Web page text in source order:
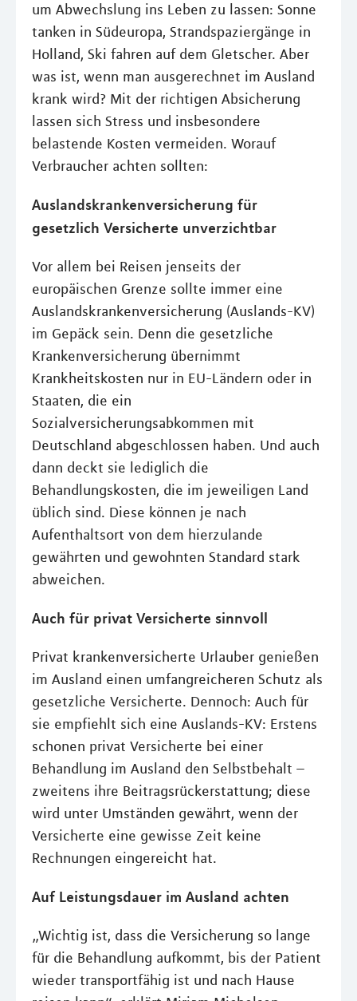
um Abwechslung ins Leben zu lassen: Sonne
tanken in Südeuropa, Strandspaziergänge in
Holland, Ski fahren auf dem Gletscher. Aber
was ist, wenn man ausgerechnet im Ausland
krank wird? Mit der richtigen Absicherung
lassen sich Stress und insbesondere
belastende Kosten vermeiden. Worauf
Verbraucher achten sollten:
Auslandskrankenversicherung für
gesetzlich Versicherte unverzichtbar
Vor allem bei Reisen jenseits der
europäischen Grenze sollte immer eine
Auslandskrankenversicherung (Auslands-KV)
im Gepäck sein. Denn die gesetzliche
Krankenversicherung übernimmt
Krankheitskosten nur in EU-Ländern oder in
Staaten, die ein
Sozialversicherungsabkommen mit
Deutschland abgeschlossen haben. Und auch
dann deckt sie lediglich die
Behandlungskosten, die im jeweiligen Land
üblich sind. Diese können je nach
Aufenthaltsort von dem hierzulande
gewährten und gewohnten Standard stark
abweichen.
Auch für privat Versicherte sinnvoll
Privat krankenversicherte Urlauber genießen
im Ausland einen umfangreicheren Schutz als
gesetzliche Versicherte. Dennoch: Auch für
sie empfiehlt sich eine Auslands-KV: Erstens
schonen privat Versicherte bei einer
Behandlung im Ausland den Selbstbehalt –
zweitens ihre Beitragsrückerstattung; diese
wird unter Umständen gewährt, wenn der
Versicherte eine gewisse Zeit keine
Rechnungen eingereicht hat.
Auf Leistungsdauer im Ausland achten
„Wichtig ist, dass die Versicherung so lange
für die Behandlung aufkommt, bis der Patient
wieder transportfähig ist und nach Hause